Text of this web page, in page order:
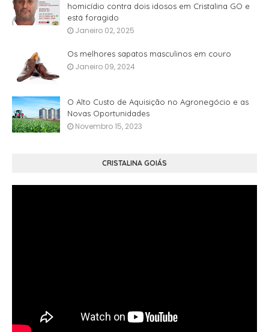
homicídio contra dois idosos em Cristalina GO e
está foragido
Janeiro 02, 2025
Os melhores sapatos masculinos em couro
Janeiro 09, 2024
O Alto Custo de Aquisição no Agronegócio e as
Novas Oportunidades
Novembro 15, 2023
CRISTALINA GOIÁS